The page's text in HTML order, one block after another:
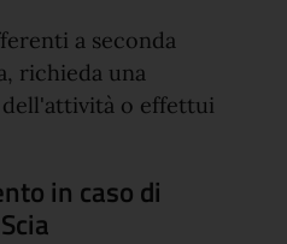
a seconda
richieda una
o effettui
in caso di